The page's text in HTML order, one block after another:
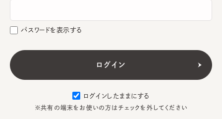
パスワードを表示する
ログインしたままにする
※共有の端末をお使いの方はチェックを外してください